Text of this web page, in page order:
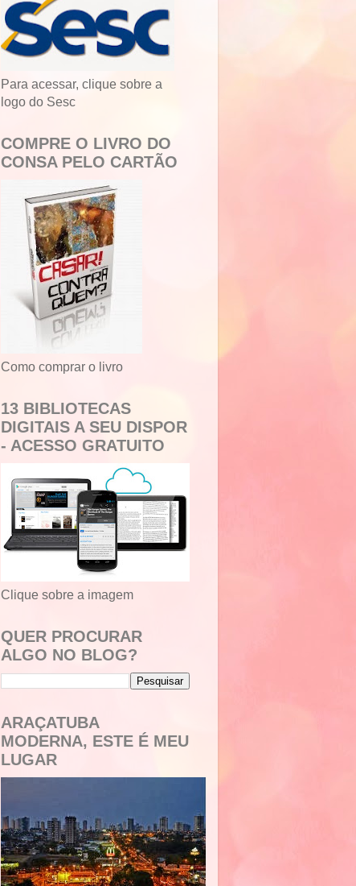
Para acessar, clique sobre a
logo do Sesc
COMPRE O LIVRO DO
CONSA PELO CARTÃO
Como comprar o livro
13 BIBLIOTECAS
DIGITAIS A SEU DISPOR
- ACESSO GRATUITO
Clique sobre a imagem
QUER PROCURAR
ALGO NO BLOG?
ARAÇATUBA
MODERNA, ESTE É MEU
LUGAR